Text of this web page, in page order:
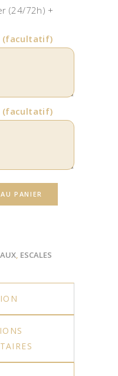
(24/72h) +
(facultatif)
(facultatif)
PANIER
, ESCALES